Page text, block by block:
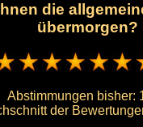
die
übermorgen?
Abstimmungen bisher:
der